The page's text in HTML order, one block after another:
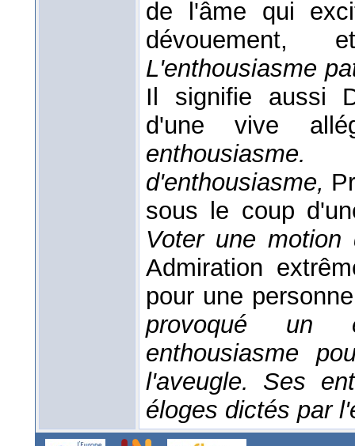
de l'âme qui
L'enthousiasme
Il signifie aussi
d'une vive
d'enthousiasme,
sous le coup
Voter une
Admiration
pour une
provoqué un
enthousiasme
l'aveugle. Ses
éloges dictés par